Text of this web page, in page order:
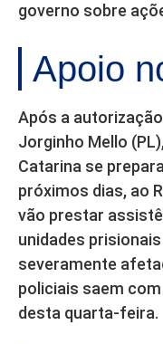
governo sobre
Apoio
Após a
Jorginho Mello
Catarina se
próximos dias, ao
vão prestar
unidades
severamente
policiais saem
desta quarta-feira.